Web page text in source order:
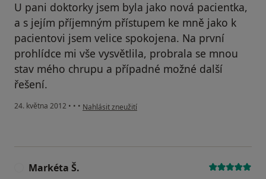
U pani doktorky jsem byla jako nová pacientka,
a s jejím příjemným přístupem ke mně jako k
pacientovi jsem velice spokojena. Na první
prohlídce mi vše vysvětlila, probrala se mnou
stav mého chrupu a případné možné další
řešení.
24. května 2012 • • • podle názoru uživatele Váš účet byl odstraněn
Nahlásit zneužití
Markéta Š.